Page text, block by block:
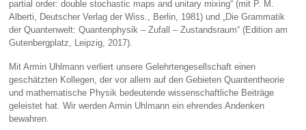
partial order: double stochastic maps and unitary mixing“ (mit P. M.
Alberti, Deutscher Verlag der Wiss., Berlin, 1981) und „Die Grammatik
der Quantenwelt: Quantenphysik – Zufall – Zustandsraum“ (Edition am
Gutenbergplatz, Leipzig, 2017).
Mit Armin Uhlmann verliert unsere Gelehrtengesellschaft einen
geschätzten Kollegen, der vor allem auf den Gebieten Quantentheorie
und mathematische Physik bedeutende wissenschaftliche Beiträge
geleistet hat. Wir werden Armin Uhlmann ein ehrendes Andenken
bewahren.